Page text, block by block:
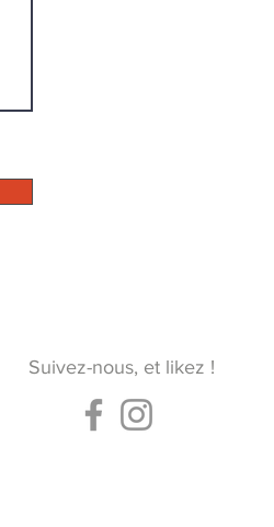
Suivez-nous, et likez !